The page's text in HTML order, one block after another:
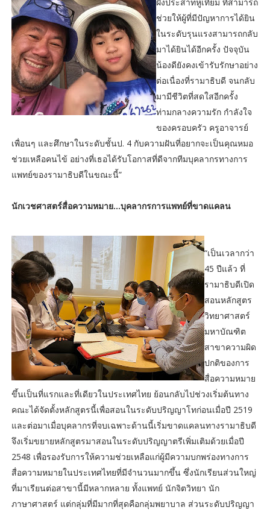
ช่วยให้ผู้ที่มีปัญหาการได้ยิน
ในระดับรุนแรงสามารถกลับ
มาได้ยินได้อีกครั้ง ปัจจุบัน
น้องดียังคงเข้ารับรักษาอย่าง
ต่อเนื่องที่รามาธิบดี จนกลับ
มามีชีวิตที่สดใสอีกครั้ง
ท่ามกลางความรัก กำลังใจ
ของครอบครัว ครูอาจารย์
เพื่อนๆ และศึกษาในระดับชั้นป. 4 กับความฝันที่อยากจะเป็นคุณหมอ
ช่วยเหลือคนไข้ อย่างที่เธอได้รับโอกาสที่ดีจากทีมบุคลากรทางการ
แพทย์ของรามาธิบดีในขณะนี้”
นักเวชศาสตร์สื่อความหมาย...บุคลากรการแพทย์ที่ขาดแคลน
“เป็นเวลากว่า
45 ปีแล้ว ที่
รามาธิบดีเปิด
สอนหลักสูตร
วิทยาศาสตร์
มหาบัณฑิต
สาขาความผิด
ปกติของการ
สื่อความหมาย
ขึ้นเป็นที่แรกและที่เดียวในประเทศไทย ย้อนกลับไปช่วงเริ่มต้นทาง
คณะได้จัดตั้งหลักสูตรนี้เพื่อสอนในระดับปริญญาโทก่อนเมื่อปี 2519
และต่อมาเมื่อบุคลากรที่จบเฉพาะด้านนี้เริ่มขาดแคลนทางรามาธิบดี
จึงเริ่มขยายหลักสูตรมาสอนในระดับปริญญาตรีเพิ่มเติมด้วยเมื่อปี
2548 เพื่อรองรับการให้ความช่วยเหลือแก่ผู้มีความบกพร่องทางการ
สื่อความหมายในประเทศไทยที่มีจำนวนมากขึ้น ซึ่งนักเรียนส่วนใหญ่
ที่มาเรียนต่อสาขานี้มีหลากหลาย ทั้งแพทย์ นักจิตวิทยา นัก
ภาษาศาสตร์ แต่กลุ่มที่มีมากที่สุดคือกลุ่มพยาบาล ส่วนระดับปริญญา